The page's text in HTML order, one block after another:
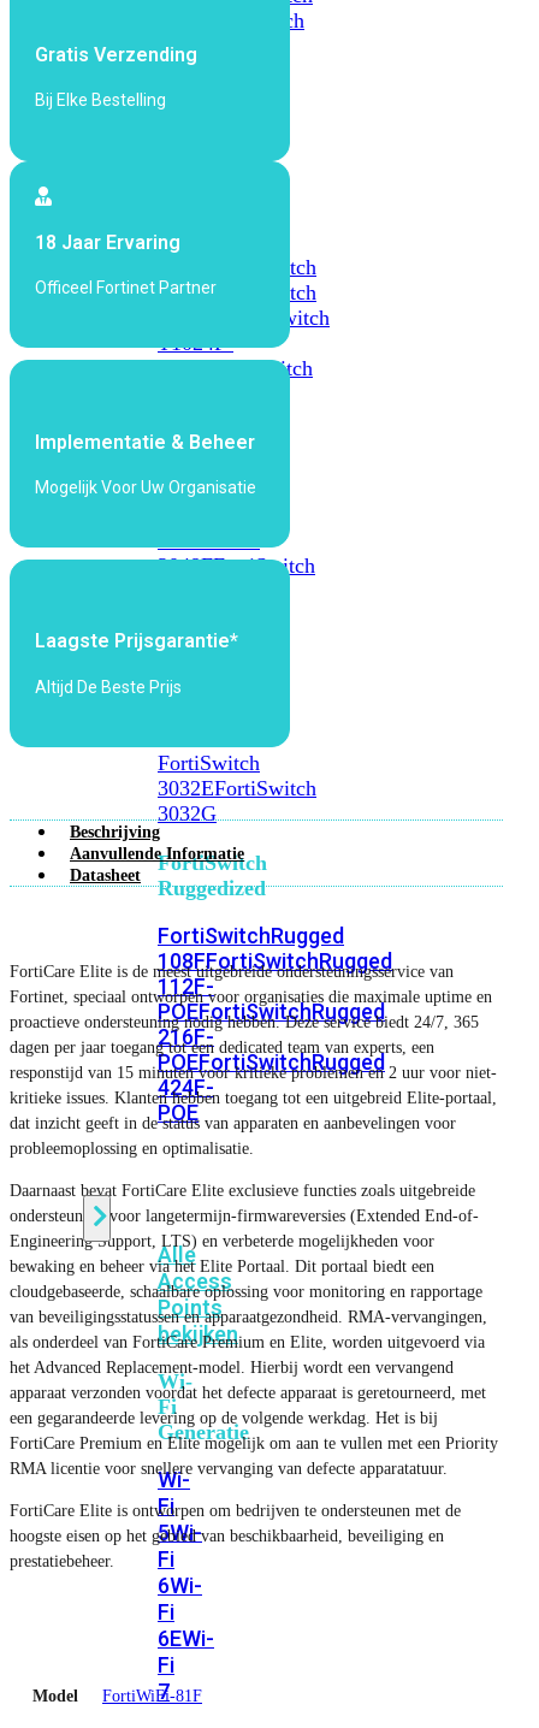
FortiSwitch
648F-
FPOE
FortiSwitch
FortiSwitch
1048EFortiSwitch
FortiSwitch
T1024F-
FortiSwitch
FortiSwitch
Series
2048FFortiSwitch
3000
FortiSwitch
3032EFortiSwitch
3032G
FortiSwitch
Ruggedized
FortiSwitchRugged
108FFortiSwitchRugged
112F-
POEFortiSwitchRugged
216F-
POEFortiSwitchRugged
424F-
POE
WiFi
Alle
Access
Points
bekijken
Wi-
Fi
Generatie
Wi-
Fi
5Wi-
Fi
6Wi-
Fi
6EWi-
Fi
7
Gratis Verzending
Bij Elke Bestelling
18 Jaar Ervaring
Officeel Fortinet Partner
Implementatie & Beheer
Mogelijk Voor Uw Organisatie
Laagste Prijsgarantie*
Altijd De Beste Prijs
Beschrijving
Aanvullende Informatie
Datasheet
FortiCare Elite is de meest uitgebreide ondersteuningsservice van
Fortinet, speciaal ontworpen voor organisaties die maximale uptime en
proactieve ondersteuning nodig hebben. Deze service biedt 24/7, 365
dagen per jaar toegang tot een dedicated team van experts, een
responstijd van 15 minuten voor kritieke problemen en 2 uur voor niet-
kritieke issues. Klanten hebben toegang tot een uitgebreid Elite-portaal,
dat inzicht geeft in de status van apparaten en aanbevelingen voor
probleemoplossing en optimalisatie.
Daarnaast bevat FortiCare Elite exclusieve functies zoals uitgebreide
ondersteuning voor langetermijn-firmwareversies (Extended End-of-
Engineering Support, LTS) en verbeterde mogelijkheden voor
bewaking en beheer via het Elite Portaal. Dit portaal biedt een
cloudgebaseerde, schaalbare oplossing voor monitoring en rapportage
van beveiligingsstatussen en apparaatgezondheid. RMA-vervangingen,
als onderdeel van FortiCare Premium en Elite, worden uitgevoerd via
het Advanced Replacement-model. Hierbij wordt een vervangend
apparaat verzonden voordat het defecte apparaat is geretourneerd, met
een gegarandeerde levering op de volgende werkdag. Het is bij
FortiCare Premium en Elite mogelijk om aan te vullen met een Priority
RMA licentie voor snellere vervanging van defecte apparatatuur.
FortiCare Elite is ontworpen om bedrijven te ondersteunen met de
hoogste eisen op het gebied van beschikbaarheid, beveiliging en
prestatiebeheer.
Model FortiWiFi-81F